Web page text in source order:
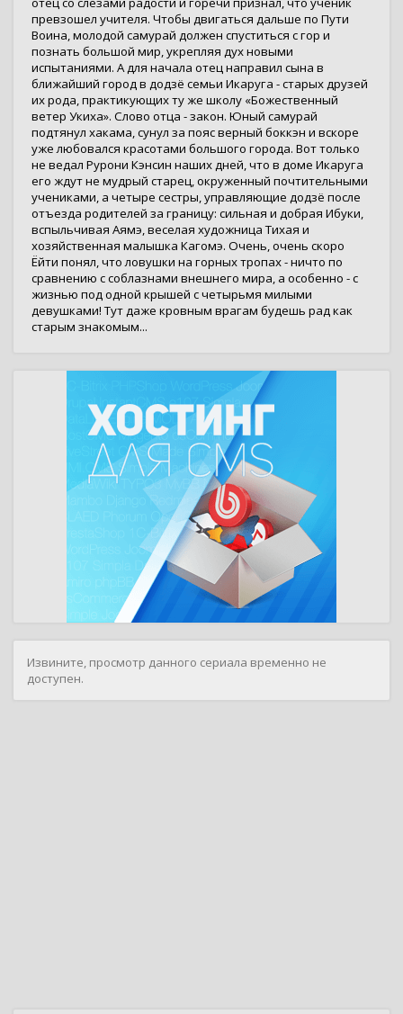
превзошел учителя. Чтобы двигаться дальше по Пути
Воина, молодой самурай должен спуститься с гор и
познать большой мир, укрепляя дух новыми
испытаниями. А для начала отец направил сына в
ближайший город в додзё семьи Икаруга - старых друзей
их рода, практикующих ту же школу «Божественный
ветер Укиха». Слово отца - закон. Юный самурай
подтянул хакама, сунул за пояс верный боккэн и вскоре
уже любовался красотами большого города. Вот только
не ведал Рурони Кэнсин наших дней, что в доме Икаруга
его ждут не мудрый старец, окруженный почтительными
учениками, а четыре сестры, управляющие додзё после
отъезда родителей за границу: сильная и добрая Ибуки,
вспыльчивая Аямэ, веселая художница Тихая и
хозяйственная малышка Кагомэ. Очень, очень скоро
Ёйти понял, что ловушки на горных тропах - ничто по
сравнению с соблазнами внешнего мира, а особенно - с
жизнью под одной крышей с четырьмя милыми
девушками! Тут даже кровным врагам будешь рад как
старым знакомым...
Извините, просмотр данного сериала временно не
доступен.